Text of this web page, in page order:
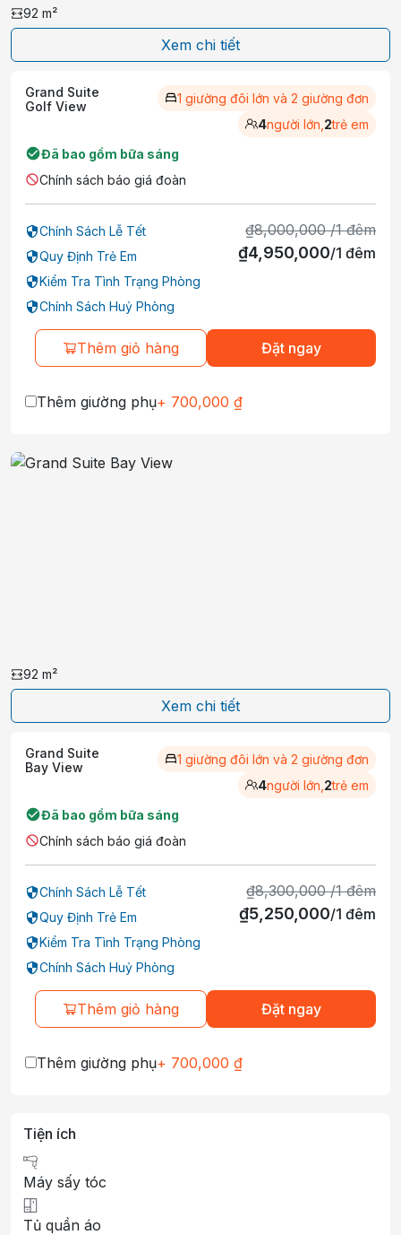
92 m²
Xem chi tiết
Grand Suite
Golf View
1 giường đôi lớn và 2 giường đơn
4người lớn, 2trẻ em
Đã bao gồm bữa sáng
Chính sách báo giá đoàn
Chính Sách Lễ Tết
Quy Định Trẻ Em
Kiểm Tra Tình Trạng Phòng
Chính Sách Huỷ Phòng
₫8,000,000 /1 đêm
₫4,950,000/1 đêm
Thêm giỏ hàng Đặt ngay
Thêm giường phụ+ 700,000 ₫
92 m²
Xem chi tiết
Grand Suite
Bay View
1 giường đôi lớn và 2 giường đơn
4người lớn, 2trẻ em
Đã bao gồm bữa sáng
Chính sách báo giá đoàn
Chính Sách Lễ Tết
Quy Định Trẻ Em
Kiểm Tra Tình Trạng Phòng
Chính Sách Huỷ Phòng
₫8,300,000 /1 đêm
₫5,250,000/1 đêm
Thêm giỏ hàng Đặt ngay
Thêm giường phụ+ 700,000 ₫
Tiện ích
Máy sấy tóc
Tủ quần áo